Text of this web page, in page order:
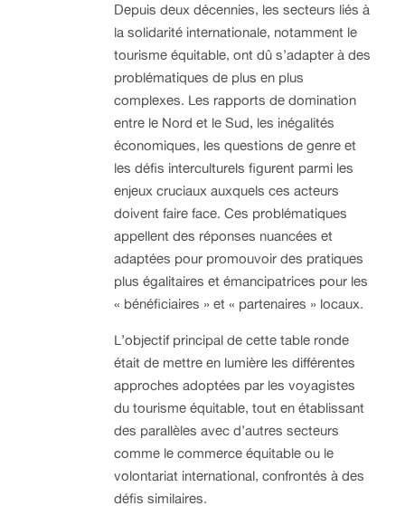
Depuis deux décennies, les secteurs liés à
la solidarité internationale, notamment le
tourisme équitable, ont dû s’adapter à des
problématiques de plus en plus
complexes. Les rapports de domination
entre le Nord et le Sud, les inégalités
économiques, les questions de genre et
les défis interculturels figurent parmi les
enjeux cruciaux auxquels ces acteurs
doivent faire face. Ces problématiques
appellent des réponses nuancées et
adaptées pour promouvoir des pratiques
plus égalitaires et émancipatrices pour les
« bénéficiaires » et « partenaires » locaux.
L’objectif principal de cette table ronde
était de mettre en lumière les différentes
approches adoptées par les voyagistes
du tourisme équitable, tout en établissant
des parallèles avec d’autres secteurs
comme le commerce équitable ou le
volontariat international, confrontés à des
défis similaires.